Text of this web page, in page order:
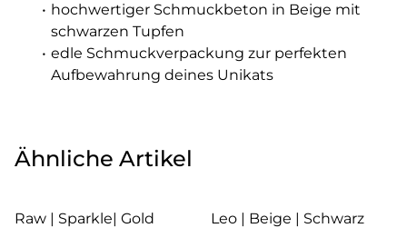
hochwertiger Schmuckbeton in Beige mit
schwarzen Tupfen
edle Schmuckverpackung zur perfekten
Aufbewahrung deines Unikats
Ähnliche Artikel
Raw | Sparkle| Gold
Leo | Beige | Schwarz